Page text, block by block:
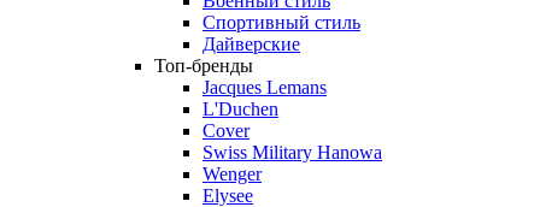
Спортивный стиль
Дайверские
Топ-бренды
Jacques Lemans
L'Duchen
Cover
Swiss Military Hanowa
Wenger
Elysee